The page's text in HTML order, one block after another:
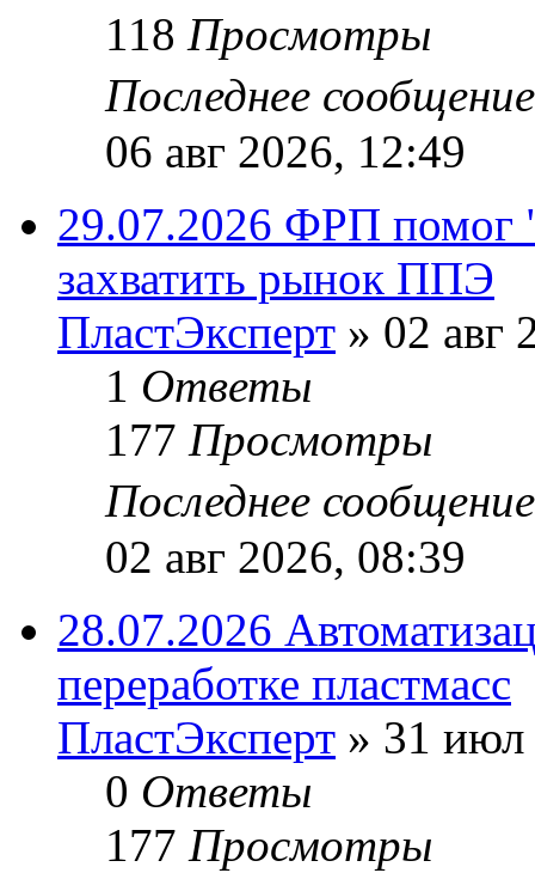
118 Просмотры
Последнее
06 авг 2026, 12:49
29.07.2026 ФРП помог
захватить рынок ППЭ
ПластЭксперт » 02 авг
1 Ответы
177 Просмотры
Последнее
02 авг 2026, 08:39
28.07.2026
переработке пластмасс
ПластЭксперт » 31 июл
0 Ответы
177 Просмотры